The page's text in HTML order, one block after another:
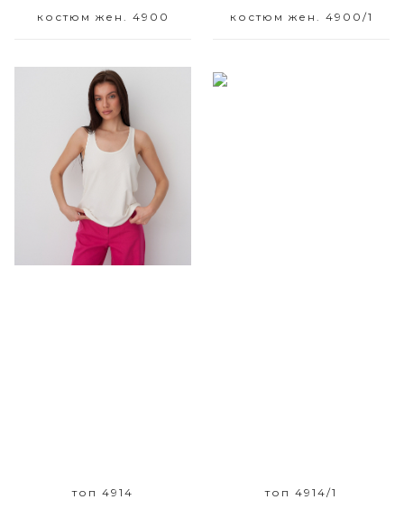
костюм жен. 4900 костюм жен. 4900/1
топ 4914 топ 4914/1